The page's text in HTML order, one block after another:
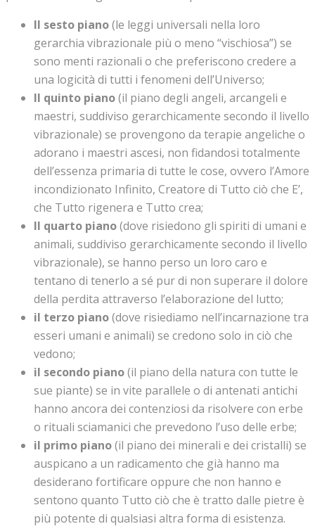
Il sesto piano(le leggi universali nella loro
gerarchia vibrazionale più o meno “vischiosa”) se
sono menti razionali o che preferiscono credere a
una logicità di tutti i fenomeni dell’Universo;
Il quinto piano(il piano degli angeli, arcangeli e
maestri, suddiviso gerarchicamente secondo il livello
vibrazionale) se provengono da terapie angeliche o
adorano i maestri ascesi, non fidandosi totalmente
dell’essenza primaria di tutte le cose, ovvero l’Amore
incondizionato Infinito, Creatore di Tutto ciò che E’,
che Tutto rigenera e Tutto crea;
Il quarto piano(dove risiedono gli spiriti di umani e
animali, suddiviso gerarchicamente secondo il livello
vibrazionale), se hanno perso un loro caro e
tentano di tenerlo a sé pur di non superare il dolore
della perdita attraverso l’elaborazione del lutto;
il terzo piano(dove risiediamo nell’incarnazione tra
esseri umani e animali) se credono solo in ciò che
vedono;
il secondo piano(il piano della natura con tutte le
sue piante) se in vite parallele o di antenati antichi
hanno ancora dei contenziosi da risolvere con erbe
o rituali sciamanici che prevedono l’uso delle erbe;
il primo piano(il piano dei minerali e dei cristalli) se
auspicano a un radicamento che già hanno ma
desiderano fortificare oppure che non hanno e
sentono quanto Tutto ciò che è tratto dalle pietre è
più potente di qualsiasi altra forma di esistenza.